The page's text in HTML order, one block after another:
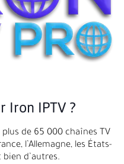
Iron IPTV ?
plus de 65 000 chaînes TV
l’Allemagne, les États-
bien d’autres.